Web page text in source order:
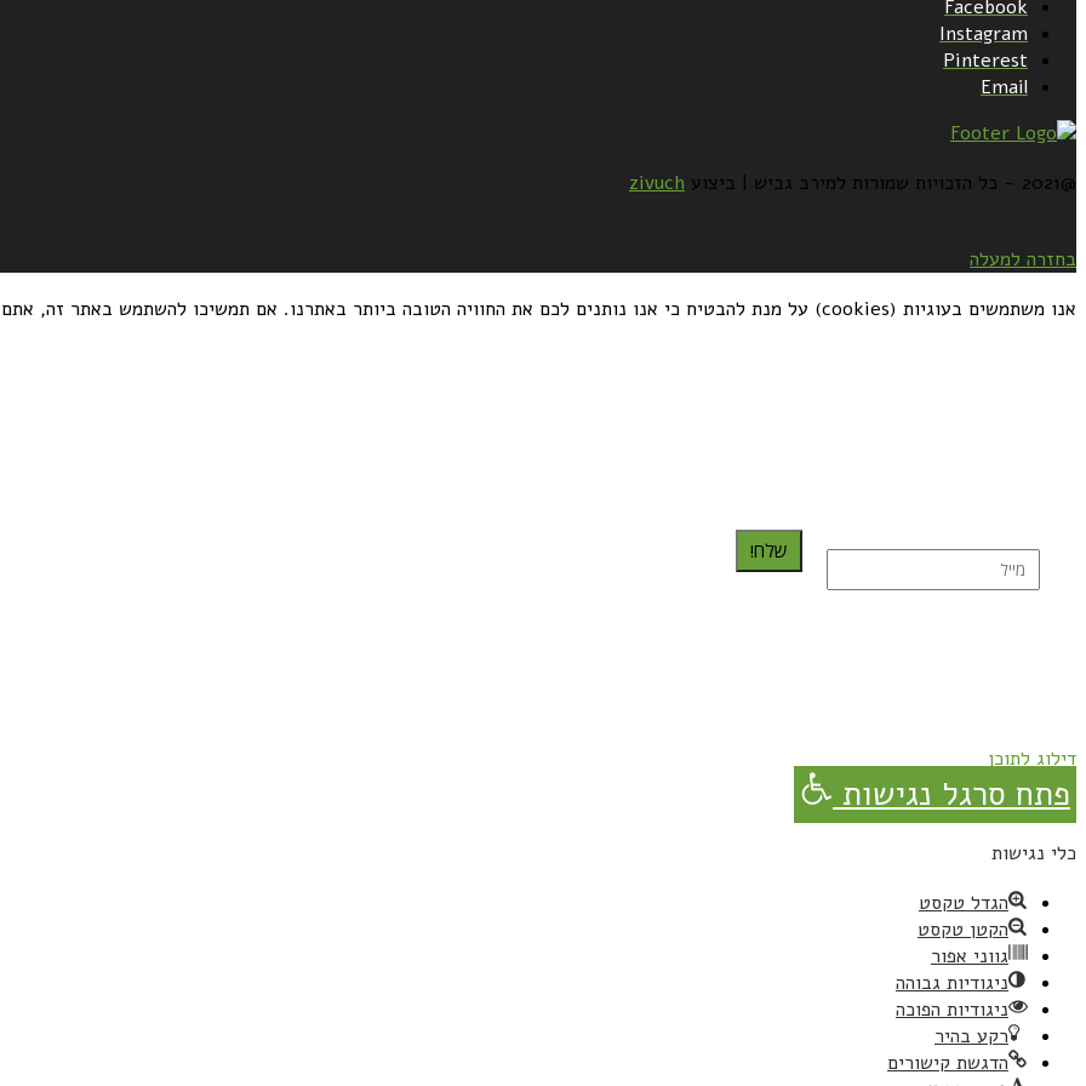
Facebook
Instagram
Pinterest
Email
@2021 - כל הזכויות שמורות למירב גביש | ביצוע zivuch
בחזרה למעלה
אנו משתמשים בעוגיות (cookies) על מנת להבטיח כי אנו נותנים לכם את החוויה הטובה ביותר באתרנו. אם תמשיכו להשתמש באתר זה, אתם מסכימים לזה
שלח!
דילוג לתוכן
פתח סרגל נגישות
כלי נגישות
הגדל טקסט
הקטן טקסט
גווני אפור
ניגודיות גבוהה
ניגודיות הפוכה
רקע בהיר
הדגשת קישורים